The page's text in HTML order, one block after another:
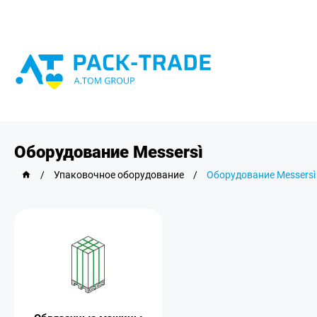
Оборудование Messersì
/ Упаковочное оборудование / Оборудование Messersì